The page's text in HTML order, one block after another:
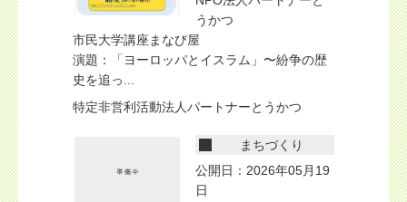
うかつ
市民大学講座まなび屋
演題：「ヨーロッパとイスラム」〜紛争の歴
史を追っ...
特定非営利活動法人パートナーとうかつ
まちづくり
公開日：2026年05月19
日